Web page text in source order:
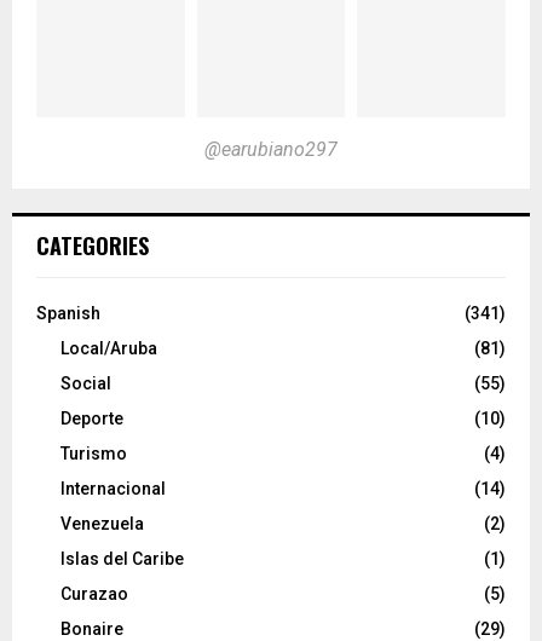
@earubiano297
CATEGORIES
Spanish
(341)
Local/Aruba
(81)
Social
(55)
Deporte
(10)
Turismo
(4)
Internacional
(14)
Venezuela
(2)
Islas del Caribe
(1)
Curazao
(5)
Bonaire
(29)